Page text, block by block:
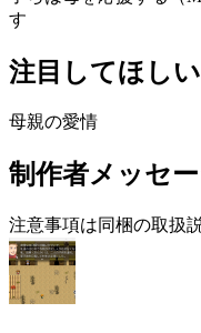
す
注目してほし
母親の愛情
制作者メッセ
注意事項は同梱の取扱